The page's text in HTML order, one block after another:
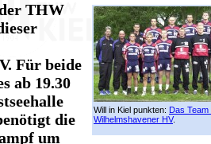
Will in Kiel punkten: Das Team
Wilhelmshavener HV.
THW
Für beide
ab 19.30
die
um